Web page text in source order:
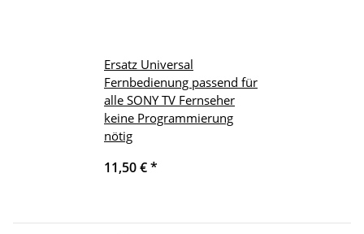
Ersatz Universal
Fernbedienung passend für
alle SONY TV Fernseher
keine Programmierung
nötig
11,50 €*